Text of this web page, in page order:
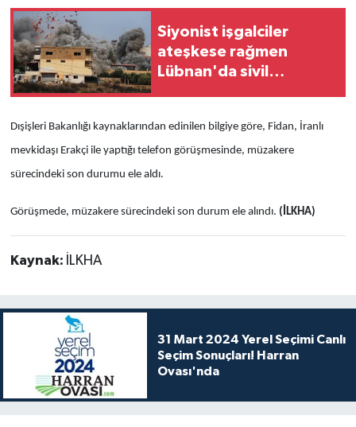
Siyonist işgalciler
ateşkese rağmen
Lübnan'da sivil
Dışişleri Bakanlığı kaynaklarından edinilen bilgiye göre, Fidan, İranlı
mevkidaşı Erakçi ile yaptığı telefon görüşmesinde, müzakere
sürecindeki son durumu ele aldı.
Görüşmede, müzakere sürecindeki son durum ele alındı. (İLKHA)
Kaynak: İLKHA
31 Mart 2024 Yerel Seçimi Canlı
Seçim Sonuçları! Harran
Ovası'nda